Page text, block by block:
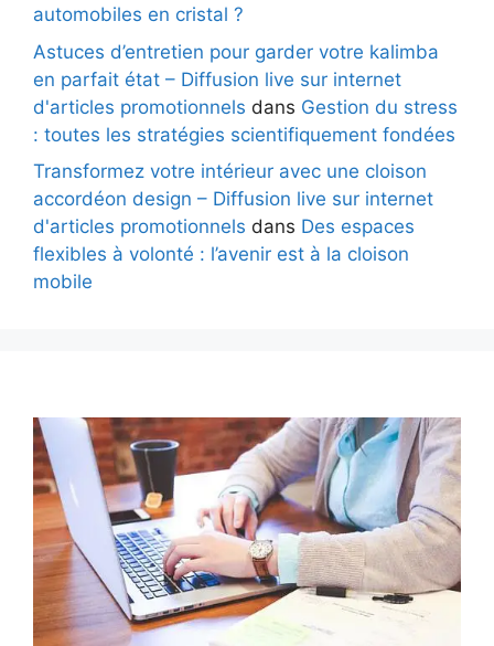
automobiles en cristal ?
Astuces d’entretien pour garder votre kalimba
en parfait état – Diffusion live sur internet
d'articles promotionnels dans Gestion du stress
: toutes les stratégies scientifiquement fondées
Transformez votre intérieur avec une cloison
accordéon design – Diffusion live sur internet
d'articles promotionnels dans Des espaces
flexibles à volonté : l’avenir est à la cloison
mobile